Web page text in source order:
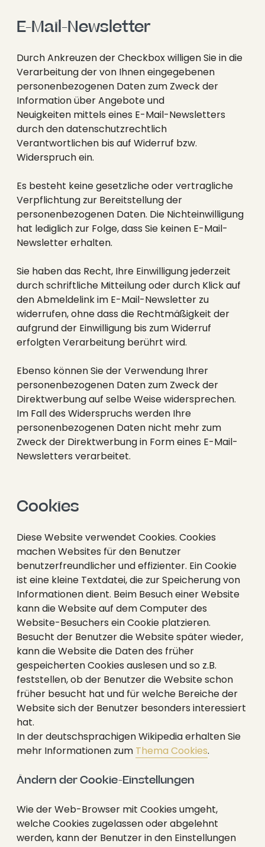
E-Mail-Newsletter
Durch Ankreuzen der Checkbox willigen Sie in die
Verarbeitung der von Ihnen eingegebenen
personenbezogenen Daten zum Zweck der
Information über Angebote und
Neuigkeiten mittels eines E-Mail-Newsletters
durch den datenschutzrechtlich
Verantwortlichen bis auf Widerruf bzw.
Widerspruch ein.
Es besteht keine gesetzliche oder vertragliche
Verpflichtung zur Bereitstellung der
personenbezogenen Daten. Die Nichteinwilligung
hat lediglich zur Folge, dass Sie keinen E-Mail-
Newsletter erhalten.
Sie haben das Recht, Ihre Einwilligung jederzeit
durch schriftliche Mitteilung oder durch Klick auf
den Abmeldelink im E-Mail-Newsletter zu
widerrufen, ohne dass die Rechtmäßigkeit der
aufgrund der Einwilligung bis zum Widerruf
erfolgten Verarbeitung berührt wird.
Ebenso können Sie der Verwendung Ihrer
personenbezogenen Daten zum Zweck der
Direktwerbung auf selbe Weise widersprechen.
Im Fall des Widerspruchs werden Ihre
personenbezogenen Daten nicht mehr zum
Zweck der Direktwerbung in Form eines E-Mail-
Newsletters verarbeitet.
Cookies
Diese Website verwendet Cookies. Cookies
machen Websites für den Benutzer
benutzerfreundlicher und effizienter. Ein Cookie
ist eine kleine Textdatei, die zur Speicherung von
Informationen dient. Beim Besuch einer Website
kann die Website auf dem Computer des
Website-Besuchers ein Cookie platzieren.
Besucht der Benutzer die Website später wieder,
kann die Website die Daten des früher
gespeicherten Cookies auslesen und so z.B.
feststellen, ob der Benutzer die Website schon
früher besucht hat und für welche Bereiche der
Website sich der Benutzer besonders interessiert
hat.
In der deutschsprachigen Wikipedia erhalten Sie
mehr Informationen zum Thema Cookies.
Ändern der Cookie-Einstellungen
Wie der Web-Browser mit Cookies umgeht,
welche Cookies zugelassen oder abgelehnt
werden, kann der Benutzer in den Einstellungen